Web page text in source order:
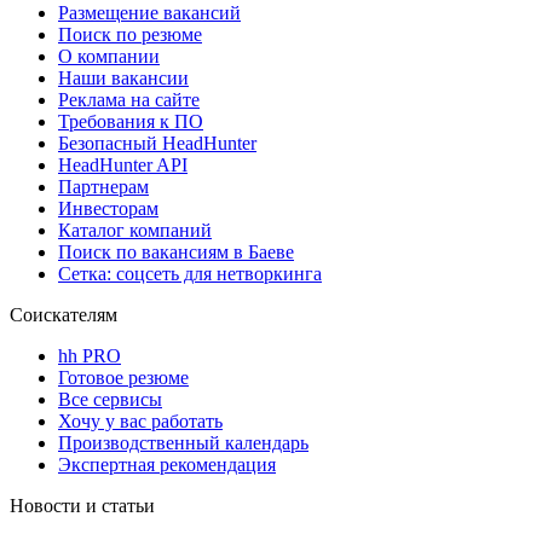
Размещение вакансий
Поиск по резюме
О компании
Наши вакансии
Реклама на сайте
Требования к ПО
Безопасный HeadHunter
HeadHunter API
Партнерам
Инвесторам
Каталог компаний
Поиск по вакансиям в Баеве
Сетка: соцсеть для нетворкинга
Соискателям
hh PRO
Готовое резюме
Все сервисы
Хочу у вас работать
Производственный календарь
Экспертная рекомендация
Новости и статьи